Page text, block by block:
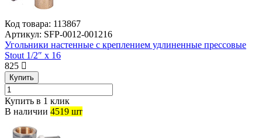
Код товара: 113867
Артикул: SFP-0012-001216
Угольники настенные с креплением удлиненные прессовые
Stout 1/2″ x 16
825
Купить
Купить в 1 клик
В наличии 4519 шт